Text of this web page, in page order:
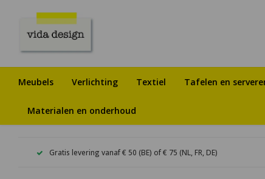
Meubels Verlichting Textiel Tafelen en
Materialen en onderhoud
Gratis levering vanaf € 50 (BE) of € 75 (NL, FR, DE)